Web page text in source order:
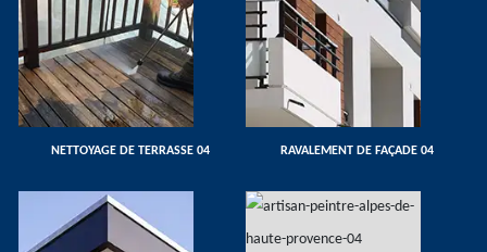
NETTOYAGE DE TERRASSE 04 RAVALEMENT DE FAÇADE 04